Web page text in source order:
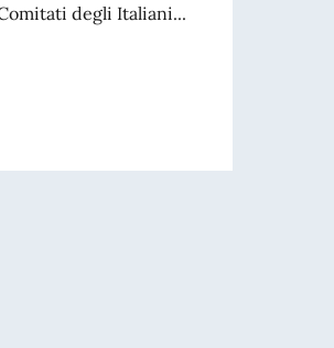
pace e della sicurezza internazionale e di
degli Italiani...
2026